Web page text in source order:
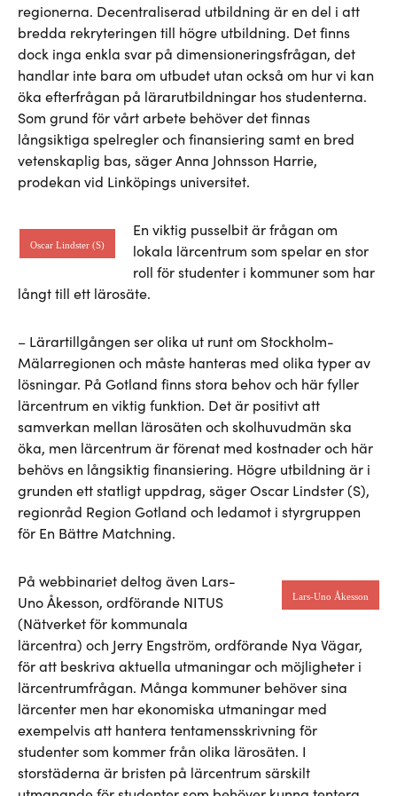
regionerna. Decentraliserad utbildning är en del i att
bredda rekryteringen till högre utbildning. Det finns
dock inga enkla svar på dimensioneringsfrågan, det
handlar inte bara om utbudet utan också om hur vi kan
öka efterfrågan på lärarutbildningar hos studenterna.
Som grund för vårt arbete behöver det finnas
långsiktiga spelregler och finansiering samt en bred
vetenskaplig bas, säger Anna Johnsson Harrie,
prodekan vid Linköpings universitet.
Oscar Lindster (S)
En viktig pusselbit är frågan om
lokala lärcentrum som spelar en stor
roll för studenter i kommuner som har
långt till ett lärosäte.
– Lärartillgången ser olika ut runt om Stockholm-
Mälarregionen och måste hanteras med olika typer av
lösningar. På Gotland finns stora behov och här fyller
lärcentrum en viktig funktion. Det är positivt att
samverkan mellan lärosäten och skolhuvudmän ska
öka, men lärcentrum är förenat med kostnader och här
behövs en långsiktig finansiering. Högre utbildning är i
grunden ett statligt uppdrag, säger Oscar Lindster (S),
regionråd Region Gotland och ledamot i styrgruppen
för En Bättre Matchning.
Lars-Uno Åkesson
På webbinariet deltog även Lars-
Uno Åkesson, ordförande NITUS
(Nätverket för kommunala
lärcentra) och Jerry Engström, ordförande Nya Vägar,
för att beskriva aktuella utmaningar och möjligheter i
lärcentrumfrågan. Många kommuner behöver sina
lärcenter men har ekonomiska utmaningar med
exempelvis att hantera tentamensskrivning för
studenter som kommer från olika lärosäten. I
storstäderna är bristen på lärcentrum särskilt